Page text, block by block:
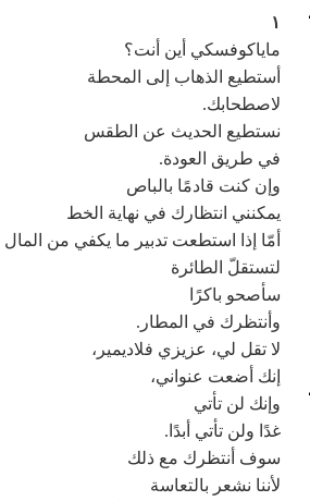
١
ماياكوفسكي أين أنت؟
أستطيع الذهاب إلى المحطة
لاصطحابك.
نستطيع الحديث عن الطقس
في طريق العودة.
وإن كنت قادمًا بالباص
يمكنني انتظارك في نهاية الخط
أمّا إذا استطعت تدبير ما يكفي من المال
لتستقلّ الطائرة
سأصحو باكرًا
وأنتظرك في المطار.
لا تقل لي، عزيزي فلاديمير،
إنك أضعت عنواني،
وإنك لن تأتي
غدًا ولن تأتي أبدًا.
سوف أنتظرك مع ذلك
لأننا نشعر بالتعاسة